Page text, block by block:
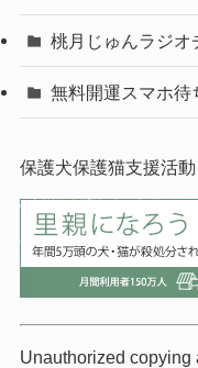
桃月じゅんラジオ
無料開運スマホ待
保護犬保護猫支援活動
Unauthorized copying